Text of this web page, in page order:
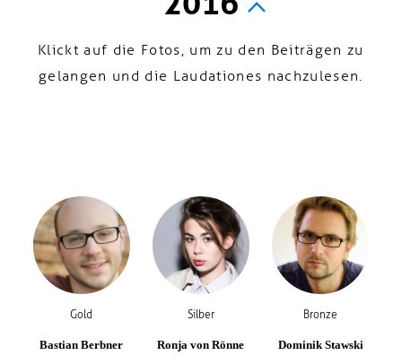
Klickt auf die Fotos, um zu den Beiträgen zu
gelangen und die Laudationes nachzulesen.
Gold
Bastian Berbner
Silber
Ronja von Rönne
Bronze
Dominik Stawski